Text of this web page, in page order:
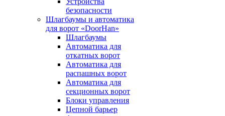
безопасности
Шлагбаумы и автоматика
для ворот «DoorHan»
Шлагбаумы
Автоматика для
откатных ворот
Автоматика для
распашных ворот
Автоматика для
секционных ворот
Блоки управления
Цепной барьер